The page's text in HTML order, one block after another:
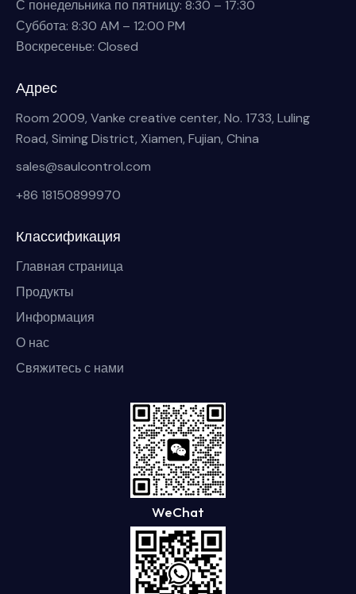
С понедельника по пятницу: 8:30 – 17:30
Суббота: 8:30 AM – 12:00 PM
Воскресенье: Closed
Адрес
Room 2009, Vanke creative center, No. 1733, Luling
Road, Siming District, Xiamen, Fujian, China
sales@saulcontrol.com
+86 18150899970
Классификация
Главная страница
Продукты
Информация
О нас
Свяжитесь с нами
WeChat